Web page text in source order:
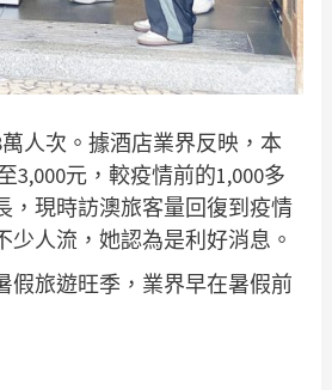
人次。據酒店業界反映，本
元，較疫情前的1,000多
，現時訪澳旅客量回復到疫情
人流，她認為是利好消息。
假旅遊旺季，業界早在暑假前